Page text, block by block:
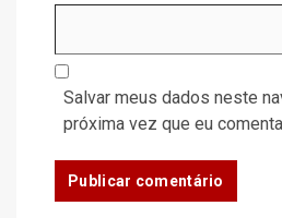
Salvar meus dados neste
próxima vez que eu